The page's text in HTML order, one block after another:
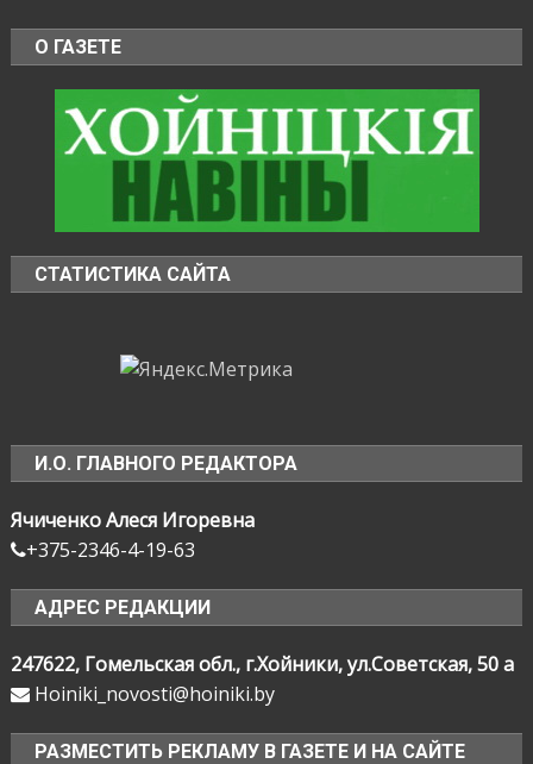
О ГАЗЕТЕ
СТАТИСТИКА САЙТА
И.О. ГЛАВНОГО РЕДАКТОРА
Ячиченко Алеся Игоревна
+375-2346-4-19-63
АДРЕС РЕДАКЦИИ
247622, Гомельская обл., г.Хойники, ул.Советская, 50 а
Hoiniki_novosti@hoiniki.by
РАЗМЕСТИТЬ РЕКЛАМУ В ГАЗЕТЕ И НА САЙТЕ